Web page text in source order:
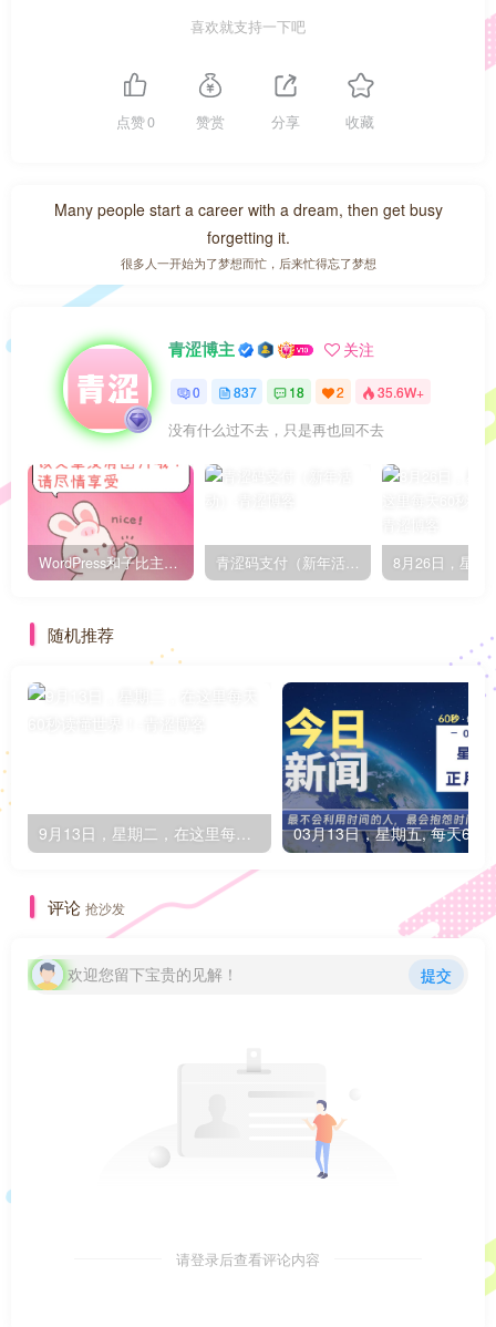
喜欢就支持一下吧
点赞0 赞赏 分享 收藏
Many people start a career with a dream, then get busy
forgetting it.
很多人一开始为了梦想而忙，后来忙得忘了梦想
青涩博主 关注
0 837 18 2 35.6W+
没有什么过不去，只是再也回不去
WordPress和子比主题模板&网站美化方法教程-已更新到:23-01-8 青涩码支付（新年活动）
随机推荐
评论 抢沙发
欢迎您留下宝贵的见解！ 提交
请登录后查看评论内容